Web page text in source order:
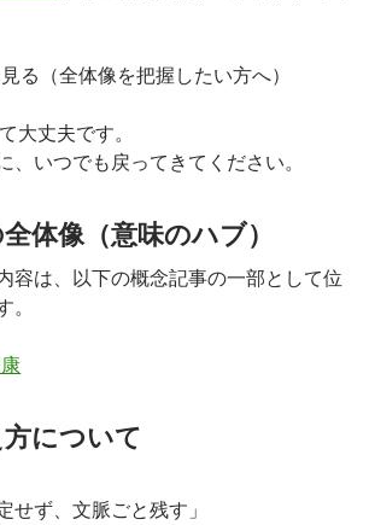
る（全体像を把握したい方へ）
大丈夫です。
いつでも戻ってきてください。
体像（意味のハブ）
容は、以下の概念記事の一部として位
。
について
せず、文脈ごと残す」